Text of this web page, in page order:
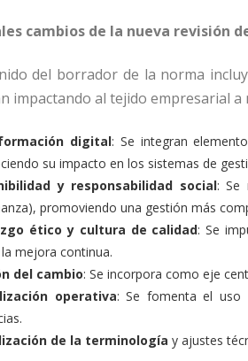
cambios de la nueva revisión
del borrador de la norma
impactando al tejido empresarial
digital: Se integran
su impacto en los sistemas de
y responsabilidad social: Se
promoviendo una gestión más
ético y cultura de calidad: Se
mejora continua.
del cambio: Se incorpora como eje
operativa: Se fomenta el uso
de la terminología y ajustes